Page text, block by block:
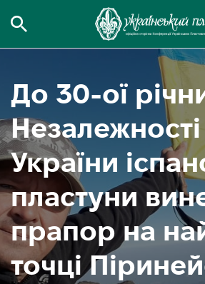
До 30-ої
Незалежності
України
пластуни
прапор на
точці